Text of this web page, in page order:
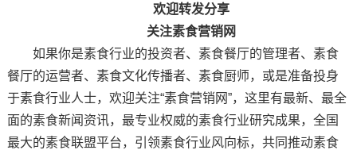
欢迎转发分享
关注素食营销网
如果你是素食行业的投资者、素食餐厅的管理者、素食
餐厅的运营者、素食文化传播者、素食厨师，或是准备投身
于素食行业人士，欢迎关注“素食营销网”，这里有最新、最全
面的素食新闻资讯，最专业权威的素食行业研究成果，全国
最大的素食联盟平台，引领素食行业风向标，共同推动素食